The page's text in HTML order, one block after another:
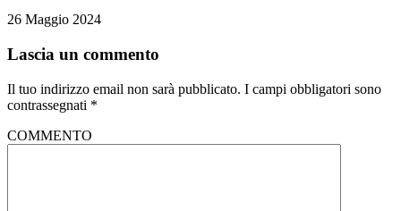
26 Maggio 2024
Lascia un commento
Il tuo indirizzo email non sarà pubblicato. I campi obbligatori sono
contrassegnati *
COMMENTO